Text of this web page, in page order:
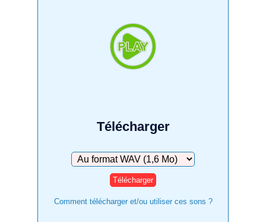
Télécharger
Télécharger
Comment télécharger et/ou utiliser ces sons ?